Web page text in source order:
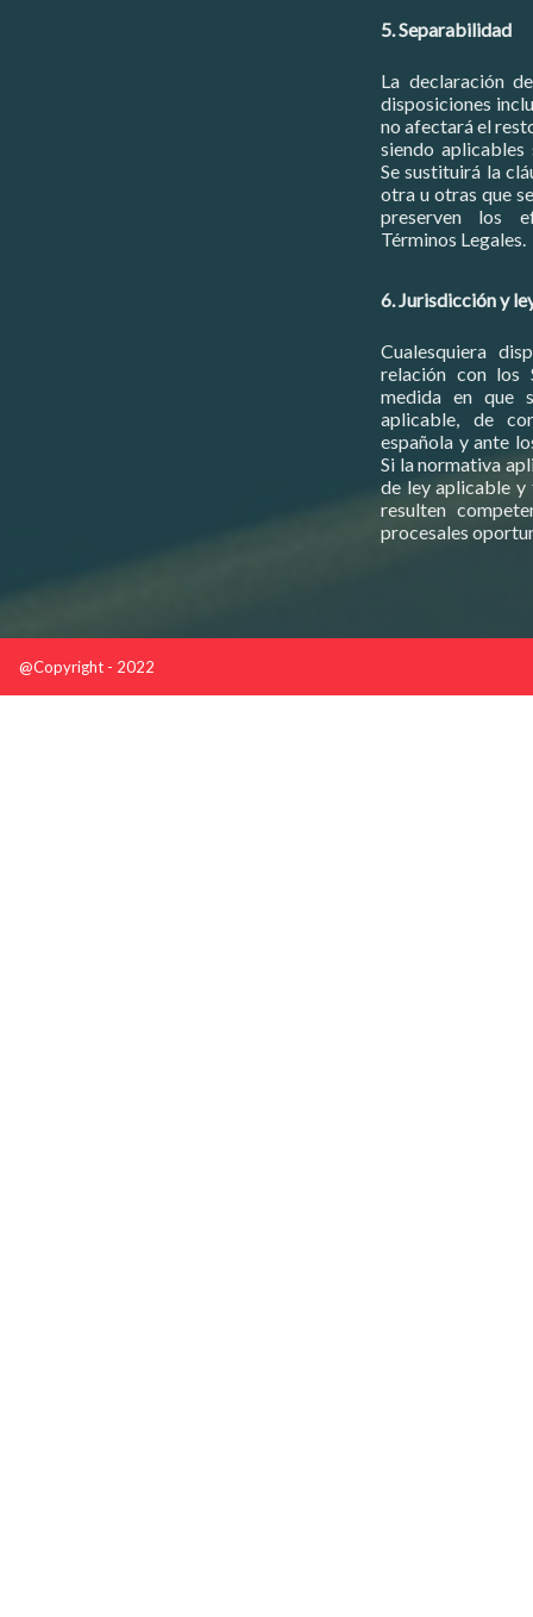
5. Separabilidad
La declaración
disposiciones
no afectará el
siendo aplicables
Se sustituirá la
otra u otras que
preserven los
Términos Legales.
6. Jurisdicción y
Cualesquiera
relación con los
medida en que
aplicable, de
española y ante
Si la normativa
de ley aplicable y
resulten
procesales
@Copyright - 2022